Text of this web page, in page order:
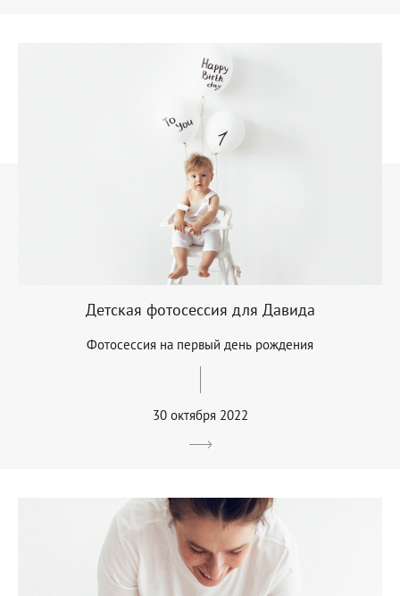
Детская фотосессия для Давида
Фотосессия на первый день рождения
30 октября 2022